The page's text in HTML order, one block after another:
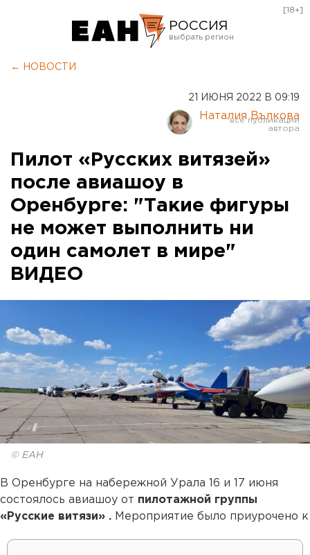
РОССИЯ
Курган
Оренбург
[18+]
← НОВОСТИ
21 ИЮНЯ 2022 В 09:19
Наталия Вълкова
Пилот «Русских витязей»
после авиашоу в
Оренбурге: "Такие фигуры
не может выполнить ни
один самолет в мире"
ВИДЕО
© ЕАН
В Оренбурге на набережной Урала 16 и 17 июня
состоялось авиашоу от пилотажной группы
«Русские витязи» . Мероприятие было приурочено к